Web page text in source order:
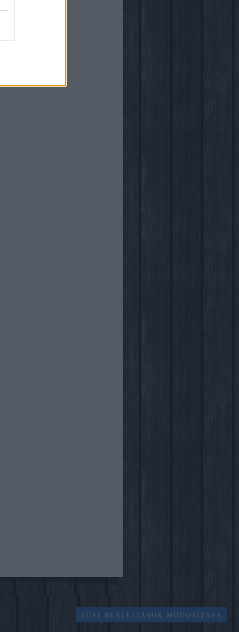
SÜTI BEÁLLÍTÁSOK MÓDOSÍTÁSA